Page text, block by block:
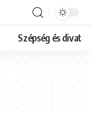
Szépség és divat